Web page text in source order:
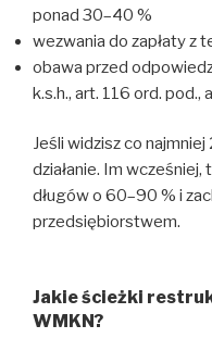
ponad 30–40 %
wezwania do zapłaty z
obawa przed
k.s.h., art. 116 ord. pod.,
Jeśli widzisz co
działanie. Im
długów o 60–90 % i
przedsiębiorstwem.
Jakie ścieżki
WMKN?